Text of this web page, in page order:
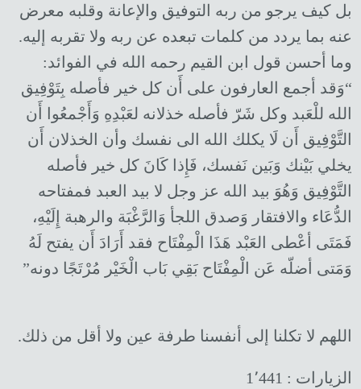
بل كيف يرجو من ربه التوفيق والإعانة وقلبه معرض
عنه بما يردد من كلمات تبعده عن ربه ولا تقربه إليه.
وما أحسن قول ابن القيم رحمه الله في الفوائد:
“وَقد أجمع العارفون على أَن كل خير فأصله بِتَوْفِيق
الله للْعَبد وكل شَرّ فأصله خذلانه لعَبْدِهِ وَأَجْمعُوا أَن
التَّوْفِيق أَن لَا يكلك الله الى نفسك وأن الخذلان أَن
يخلي بَيْنك وَبَين نَفسك، فَإِذا كَانَ كل خير فأصله
التَّوْفِيق وَهُوَ بيد الله عز وجل لا بيد العبد فمفتاحه
الدُّعَاء والافتقار وَصدق اللجأ وَالرَّغْبَة والرهبة إِلَيْهِ،
فَمَتَى أعْطى العَبْد هَذَا الْمِفْتَاح فقد أَرَادَ أَن يفتح لَهُ
وَمَتى أضلّه عَن الْمِفْتَاح بَقِي بَاب الْخَيْر مُرْتَجًا دونه”
اللهم لا تكلنا إلى أنفسنا طرفة عين ولا أقل من ذلك.
الزيارات : 1٬441